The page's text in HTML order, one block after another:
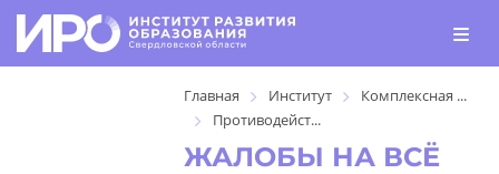
Главная Институт
Комплексная ...
Противодейст...
ЖАЛОБЫ НА ВСЁ